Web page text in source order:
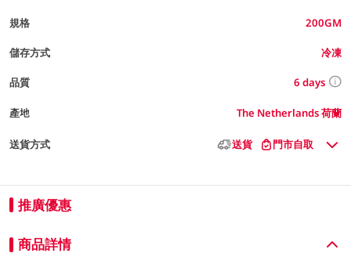
規格 200GM
儲存方式 冷凍
品質 6 days
產地 The Netherlands 荷蘭
送貨方式 送貨 門市自取
推廣優惠
商品詳情